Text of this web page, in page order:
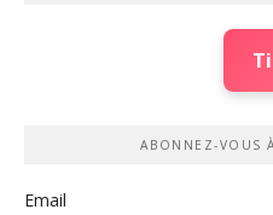
ABONNEZ-VOUS
Email